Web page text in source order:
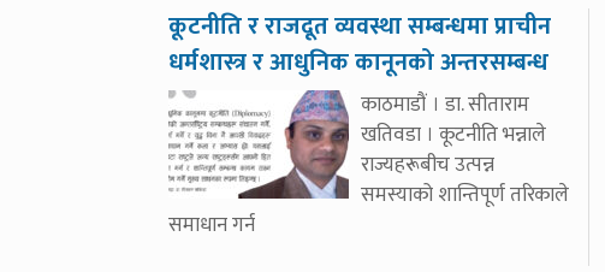
कूटनीति र राजदूत व्यवस्था सम्बन्धमा प्राचीन
धर्मशास्त्र र आधुनिक कानूनको अन्तरसम्बन्ध
काठमाडौं । डा. सीताराम
खतिवडा । कूटनीति भन्नाले
राज्यहरूबीच उत्पन्न
समस्याको शान्तिपूर्ण तरिकाले
समाधान गर्न